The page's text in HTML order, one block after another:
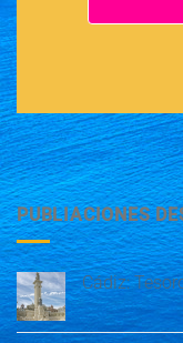
PUBLIACIONES
Cádiz: